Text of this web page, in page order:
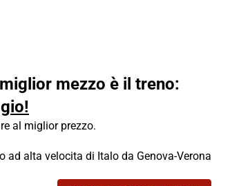
mezzo è il treno:
al miglior prezzo.
alta velocita di Italo da Genova-Verona